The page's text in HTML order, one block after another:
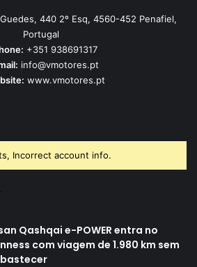
440 2º Esq, 4560-452 Penafiel,
Portugal
+351 938691317
info@vmotores.pt
www.vmotores.pt
Incorrect account info.
Qashqai e-POWER entra no
com viagem de 1.980 km sem